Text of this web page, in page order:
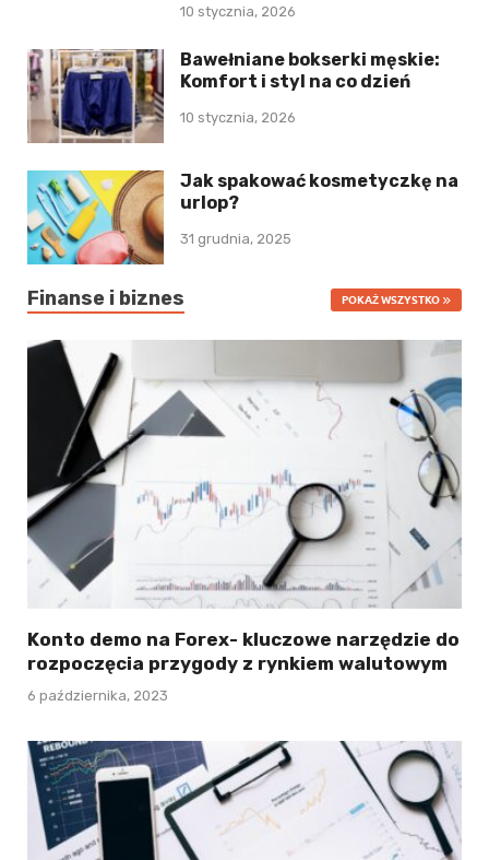
10 stycznia, 2026
Bawełniane bokserki męskie:
Komfort i styl na co dzień
10 stycznia, 2026
Jak spakować kosmetyczkę na
urlop?
31 grudnia, 2025
Finanse i biznes POKAŻ WSZYSTKO
Konto demo na Forex- kluczowe narzędzie do
rozpoczęcia przygody z rynkiem walutowym
6 października, 2023